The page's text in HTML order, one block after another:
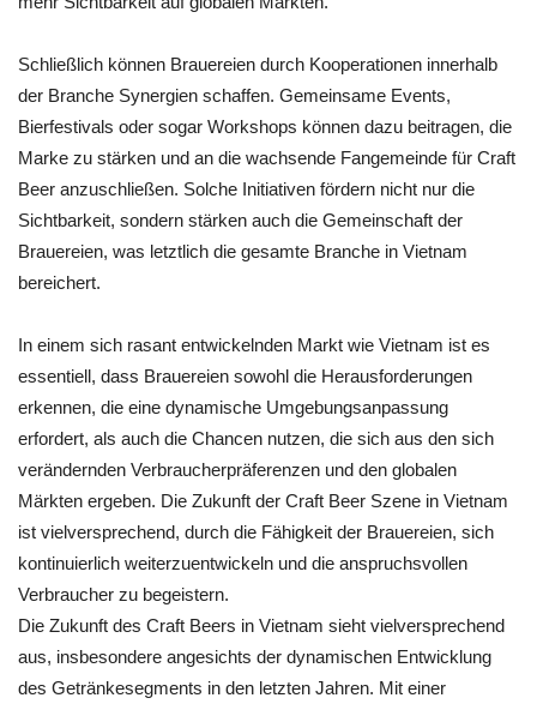
Schließlich können Brauereien durch Kooperationen innerhalb
der Branche Synergien schaffen. Gemeinsame Events,
Bierfestivals oder sogar Workshops können dazu beitragen, die
Marke zu stärken und an die wachsende Fangemeinde für Craft
Beer anzuschließen. Solche Initiativen fördern nicht nur die
Sichtbarkeit, sondern stärken auch die Gemeinschaft der
Brauereien, was letztlich die gesamte Branche in Vietnam
bereichert.
In einem sich rasant entwickelnden Markt wie Vietnam ist es
essentiell, dass Brauereien sowohl die Herausforderungen
erkennen, die eine dynamische Umgebungsanpassung
erfordert, als auch die Chancen nutzen, die sich aus den sich
verändernden Verbraucherpräferenzen und den globalen
Märkten ergeben. Die Zukunft der Craft Beer Szene in Vietnam
ist vielversprechend, durch die Fähigkeit der Brauereien, sich
kontinuierlich weiterzuentwickeln und die anspruchsvollen
Verbraucher zu begeistern.
Die Zukunft des Craft Beers in Vietnam sieht vielversprechend
aus, insbesondere angesichts der dynamischen Entwicklung
des Getränkesegments in den letzten Jahren. Mit einer